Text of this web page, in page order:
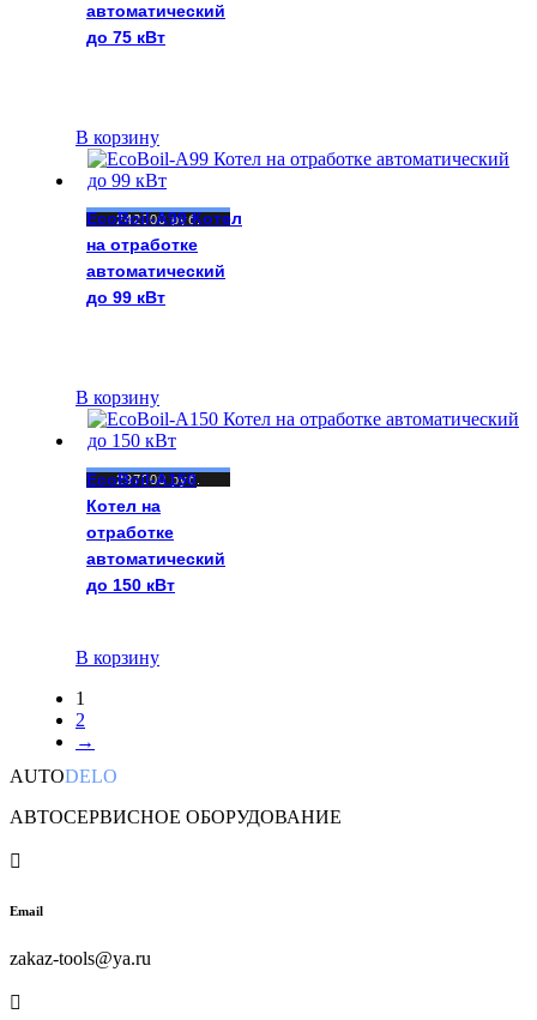
автоматический
до 75 кВт
В корзину
EcoBoil-A99 Котел
на отработке
автоматический
до 99 кВт
242000руб.
В корзину
EcoBoil-A150
Котел на
отработке
автоматический
до 150 кВт
297000руб.
В корзину
1
2
→
AUTODELO
АВТОСЕРВИСНОЕ ОБОРУДОВАНИЕ

Email
zakaz-tools@ya.ru
